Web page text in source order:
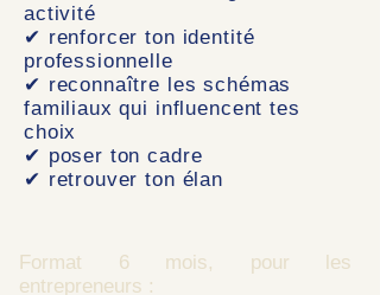
activité
✔ renforcer ton identité
professionnelle
✔ reconnaître les schémas
familiaux qui influencent tes
choix
✔ poser ton cadre
✔ retrouver ton élan
Format 6 mois, pour les
entrepreneurs :